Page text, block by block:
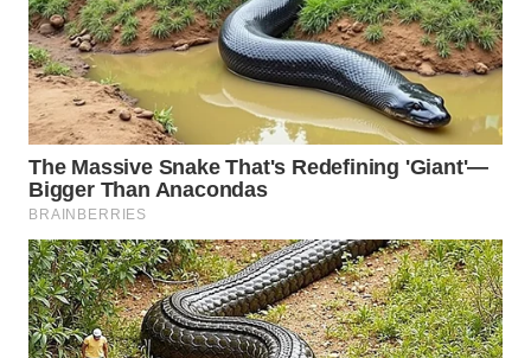
WN
SULUT
WN
MALUKU
WN
MALUT
WN
DAIRI